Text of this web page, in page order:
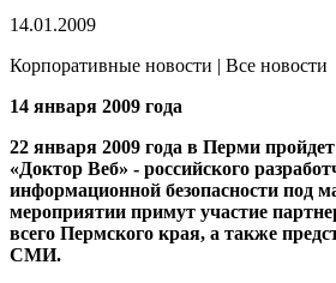
14.01.2009
Корпоративные новости | Все новости
14 января 2009 года
22 января 2009 года в Перми
«Доктор Веб» - российского
информационной безопасности под
мероприятии примут участие
всего Пермского края, а также
СМИ.